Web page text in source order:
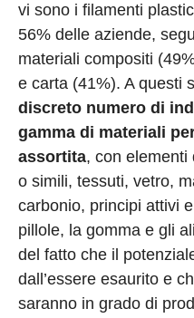
vi sono i filamenti
56% delle aziende,
materiali compositi
e carta (41%). A questi
discreto numero di
gamma di materiali
assortita, con elementi
o simili, tessuti, vetro,
carbonio, principi attivi
pillole, la gomma e gli
del fatto che il
dall’essere esaurito e
saranno in grado di